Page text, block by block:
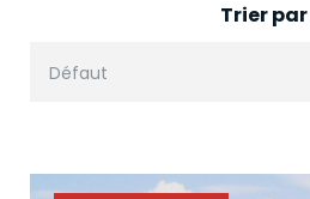
Trier par
Défaut